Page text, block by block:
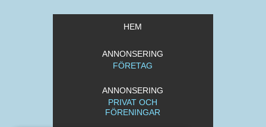
HEM
ANNONSERING
FÖRETAG
ANNONSERING
PRIVAT OCH
FÖRENINGAR